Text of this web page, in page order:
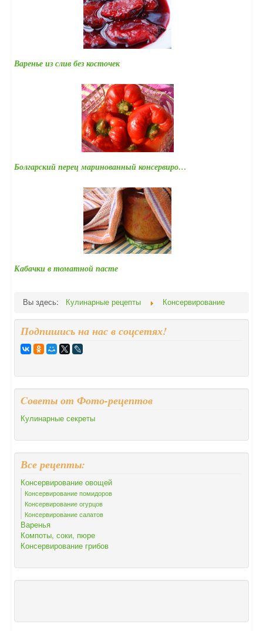
Варенье из слив без косточек
Болгарский перец маринованный консервиро…
Кабачки в томатной пасте
Вы здесь: Кулинарные рецепты Консервирование
Подпишись на нас в соцсетях!
Cоветы от Фото-рецептов
Кулинарные секреты
Все рецепты:
Консервирование овощей
Консервирование помидоров
Консервирование огурцов
Консервирование салатов
Варенья
Компоты, соки, пюре
Консервирование грибов